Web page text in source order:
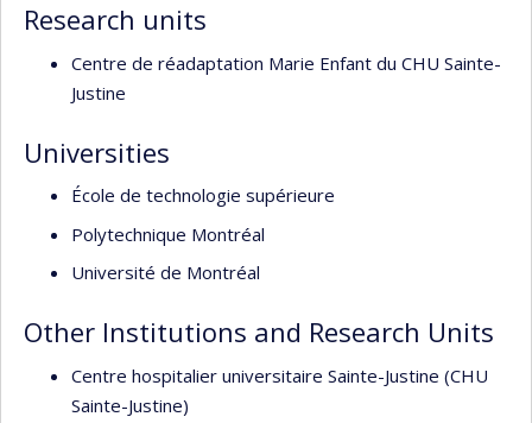
Research units
Centre de réadaptation Marie Enfant du CHU Sainte-
Justine
Universities
École de technologie supérieure
Polytechnique Montréal
Université de Montréal
Other Institutions and Research Units
Centre hospitalier universitaire Sainte-Justine (CHU
Sainte-Justine)